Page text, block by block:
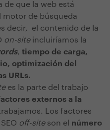
de que la web está
motor de búsqueda
decir, el contenido de la
on-siteincluiríamos la
, tiempo de carga,
optimización del
URLs.
es la parte del trabajo
externos a la
Los factores
off-siteson el número